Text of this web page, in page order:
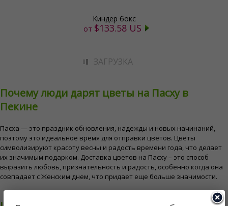
Киндер бокс
от $133.58 US
ЗАГРУЗКА
Почему люди дарят цветы на Пасху в
Пекине
Пасха — это праздник обновления, надежды и новых начинаний,
поэтому это идеальное время для отправки цветов. Цветы
символизируют красоту весны и радость времени года, что делает
их значимым подарком. Доставка цветов на Пасху – это способ
выразить любовь, признательность и радость, особенно когда она
совпадает с Женским днем, что придает еще больше значимости.